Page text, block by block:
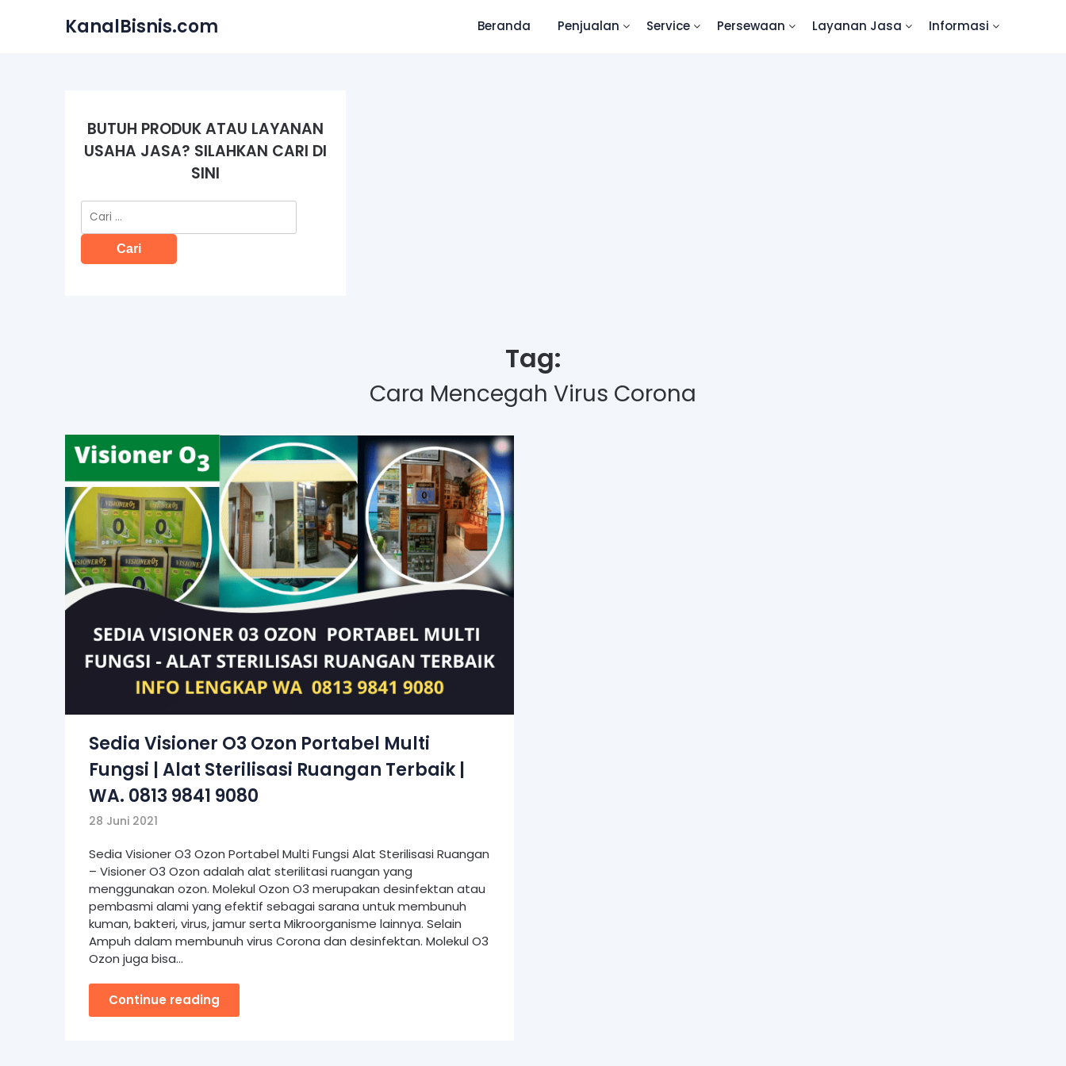
KanalBisnis.com Beranda Penjualan Service Persewaan Layanan Jasa Informasi
BUTUH PRODUK ATAU LAYANAN
USAHA JASA? SILAHKAN CARI DI
SINI
Cari
untuk:
Tag:
Cara Mencegah Virus Corona
Sedia Visioner O3 Ozon Portabel Multi
Fungsi | Alat Sterilisasi Ruangan Terbaik |
WA. 0813 9841 9080
28 Juni 2021
Sedia Visioner O3 Ozon Portabel Multi Fungsi Alat Sterilisasi Ruangan
– Visioner O3 Ozon adalah alat sterilitasi ruangan yang
menggunakan ozon. Molekul Ozon O3 merupakan desinfektan atau
pembasmi alami yang efektif sebagai sarana untuk membunuh
kuman, bakteri, virus, jamur serta Mikroorganisme lainnya. Selain
Ampuh dalam membunuh virus Corona dan desinfektan. Molekul O3
Ozon juga bisa…
Continue reading